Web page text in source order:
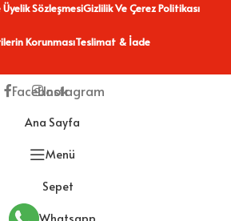
Üyelik SözleşmesiGizlilik Ve Çerez Politikası
KorunmasıTeslimat & İade
FacebookInstagram
Ana Sayfa
Menü
Sepet